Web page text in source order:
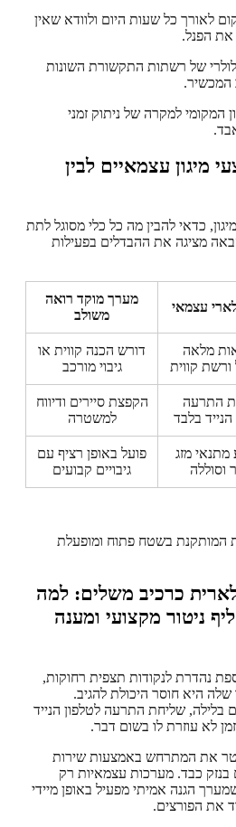
לאורך כל שעות היום ולוודא שאין
את הפנל.
של רשתות התקשורת השונות
המכשיר.
המקומי למקרה של ניתוק זמני
מיגון עצמאיים לבין
כדאי להבין מה כל כלי מסוגל לתת
מציגה את ההבדלים בפעילות
עצמאי
מערך מוקד רואה
משולב
מלאה
קווית
דורש הכנה קווית או
גיבוי מורכב
התרעה
הנייד בלבד
הקפצת סיירים ודיווח
למשטרה
מזג
וסוללה
פועל באופן רציף עם
גיבויים קבועים
כרכיב משלים: למה
ניטור מקצועי ומענה
נהדרת לנקודות תצפית רחוקות,
היא חוסר היכולת להגיב.
שליחת התרעה לטלפון הנייד
לא עוזרת לו בשום דבר.
את המתרחש באמצעות שירות
בנזק כבד. מערכות עצמאיות רק
הגנה אמיתי מפעיל באופן מיידי
את הפורצים.